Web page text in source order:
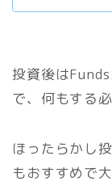
投資後は
で、何もする
ほったらかし
もおすすめで